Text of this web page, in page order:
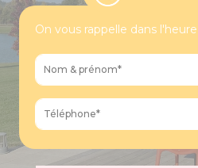
On vous rappelle dans l'heure